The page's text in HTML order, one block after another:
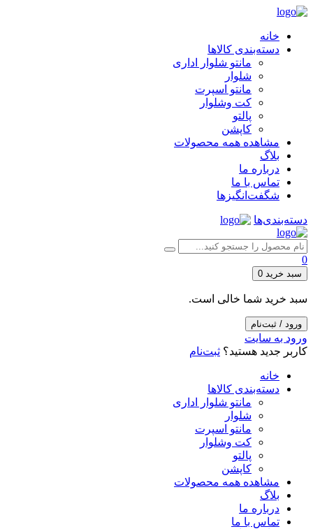
خانه
دسته‌بندی کالاها
مانتو شلوار اداری
شلوار
مانتو اسپرت
کت وشلوار
پالتو
کاپشن
مشاهده همه محصولات
بلاگ
درباره ما
تماس با ما
شگفت‌انگیزها
دسته‌بندی‌ها
0
سبد خرید 0
سبد خرید شما خالی است.
ورود / ثبت‌نام
ورود به سایت
کاربر جدید هستید؟ ثبت‌نام
خانه
دسته‌بندی کالاها
مانتو شلوار اداری
شلوار
مانتو اسپرت
کت وشلوار
پالتو
کاپشن
مشاهده همه محصولات
بلاگ
درباره ما
تماس با ما